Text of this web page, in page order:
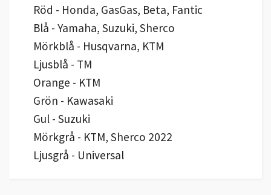
Röd - Honda, GasGas, Beta, Fantic
Blå - Yamaha, Suzuki, Sherco
Mörkblå - Husqvarna, KTM
Ljusblå - TM
Orange - KTM
Grön - Kawasaki
Gul - Suzuki
Mörkgrå - KTM, Sherco 2022
Ljusgrå - Universal